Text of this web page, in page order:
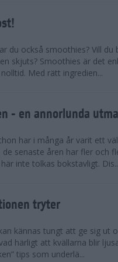
du också smoothies? Vill du
skjuts? Smoothies är det
Med rätt ingredien...
- en annorlunda
har i många år varit ett
senaste åren har fler och
inte tolkas bokstavligt.
tryter
kännas tungt att ge sig ut
härligt att kvällarna blir
tips som underlä...